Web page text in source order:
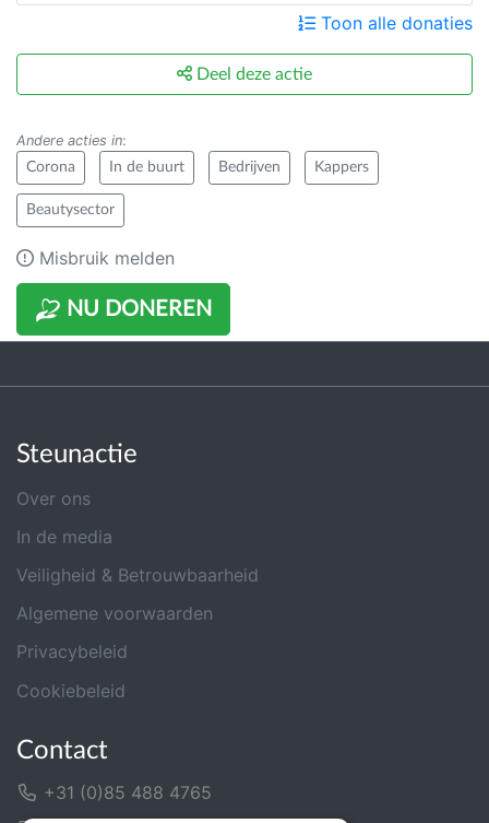
NU DONEREN
Toon alle donaties
Deel deze actie
Andere acties in:
Corona In de buurt Bedrijven Kappers
Beautysector
Misbruik melden
Steunactie
Over ons
In de media
Veiligheid & Betrouwbaarheid
Algemene voorwaarden
Privacybeleid
Cookiebeleid
Contact
+31 (0)85 488 4765